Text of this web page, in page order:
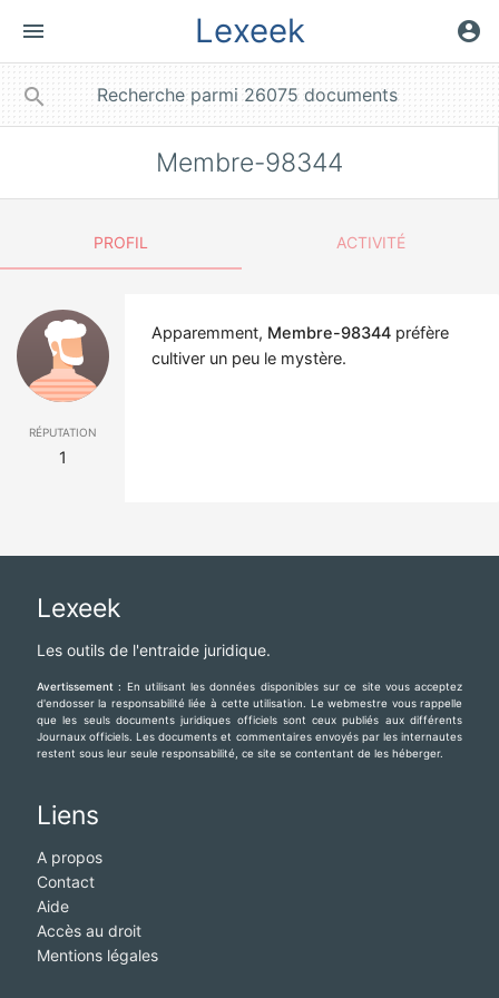
menu Lexeek account_circle
search
Membre-98344
PROFIL ACTIVITÉ
réputation
1
Apparemment, Membre-98344 préfère
cultiver un peu le mystère.
Lexeek
Les outils de l'entraide juridique.
Avertissement : En utilisant les données disponibles sur ce site vous acceptez
d'endosser la responsabilité liée à cette utilisation. Le webmestre vous rappelle
que les seuls documents juridiques officiels sont ceux publiés aux différents
Journaux officiels. Les documents et commentaires envoyés par les internautes
restent sous leur seule responsabilité, ce site se contentant de les héberger.
Liens
A propos
Contact
Aide
Accès au droit
Mentions légales